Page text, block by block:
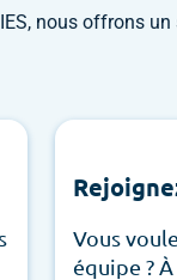
nous offrons
Vous
équipe ? À